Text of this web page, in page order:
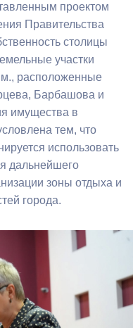
проектом
Правительства
столицы
участки
расположенные
Барбашова и
имущества в
тем, что
использовать
дальнейшего
зоны отдыха и
города.